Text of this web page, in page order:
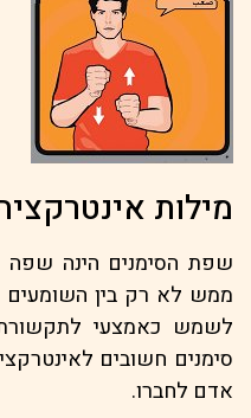
מילות
שפת הסימנים הינה שפה
ממש לא רק בין השומעים
לשמש כאמצעי לתקשורת
סימנים חשובים
אדם לחברו.